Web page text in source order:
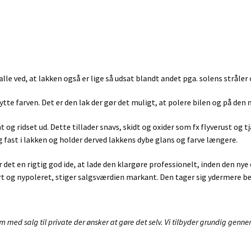
ved, at lakken også er lige så udsat blandt andet pga. solens
farven. Det er den lak der gør det muligt, at polere bilen og på den
ridset ud. Dette tillader snavs, skidt og oxider som fx flyverust og
i lakken og holder derved lakkens dybe glans og farve længere.
en rigtig god ide, at lade den klargøre professionelt, inden den
nypoleret, stiger salgsværdien markant. Den tager sig ydermere
med salg til private der ønsker at gøre det selv. Vi tilbyder grundig